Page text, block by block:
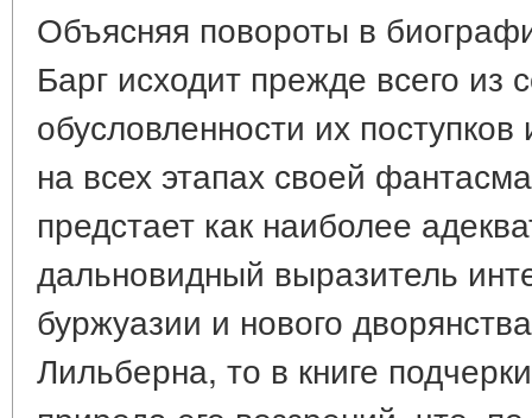
Объясняя повороты в
Барг исходит прежде всего из
обусловленности их
на всех этапах своей
предстает как наиболее
дальновидный выразитель
буржуазии и нового
Лильберна, то в книге